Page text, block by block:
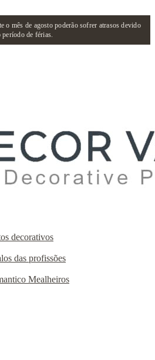
o mês de agosto poderão sofrer atrasos devido
período de férias.
decorativos
das profissões
Mealheiros